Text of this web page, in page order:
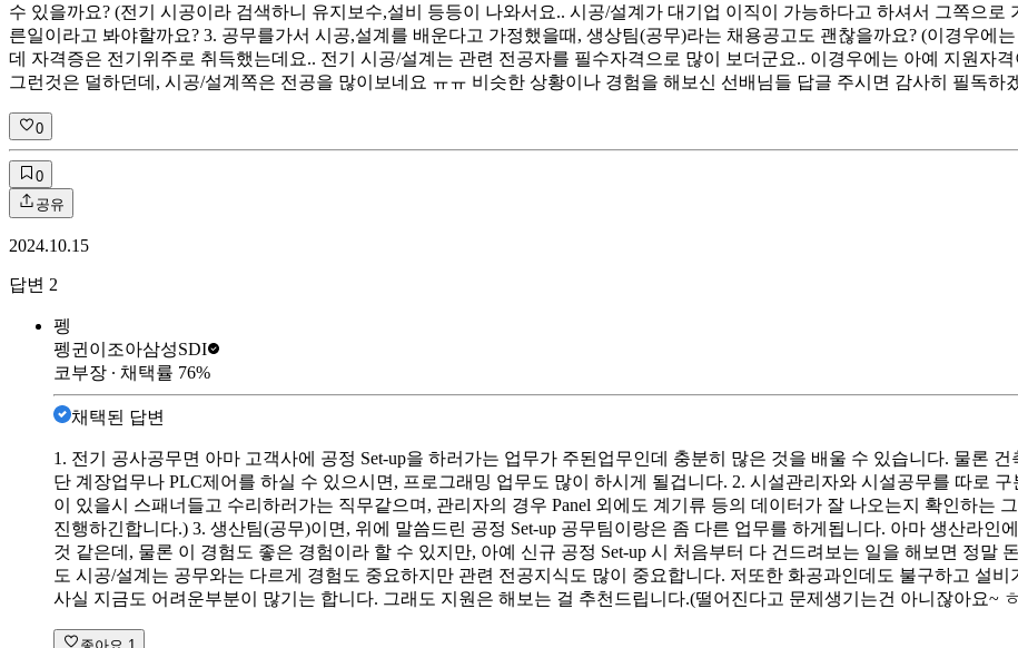
수 있을까요? (전기 시공이라 검색하니 유지보수,설비 등등이 나와서요.. 시공/설계가 대기업 이직이 가능하다고 하셔서 그쪽으
른일이라고 봐야할까요? 3. 공무를가서 시공,설계를 배운다고 가정했을때, 생상팀(공무)라는 채용공고도 괜찮을까요? (이경우에
데 자격증은 전기위주로 취득했는데요.. 전기 시공/설계는 관련 전공자를 필수자격으로 많이 보더군요.. 이경우에는 아예 지원자
그런것은 덜하던데, 시공/설계쪽은 전공을 많이보네요 ㅠㅠ 비슷한 상황이나 경험을 해보신 선배님들 답글 주시면 감사히 필독하
0
0
공유
2024.10.15
답변 2
펭
펭귄이조아삼성SDI
코부장 ∙ 채택률 76%
채택된 답변
1. 전기 공사공무면 아마 고객사에 공정 Set-up을 하러가는 업무가 주된업무인데 충분히 많은 것을 배울 수 있습니다. 물론
단 계장업무나 PLC제어를 하실 수 있으시면, 프로그래밍 업무도 많이 하시게 될겁니다. 2. 시설관리자와 시설공무를 따로
이 있을시 스패너들고 수리하러가는 직무같으며, 관리자의 경우 Panel 외에도 계기류 등의 데이터가 잘 나오는지 확인하는
진행하긴합니다.) 3. 생산팀(공무)이면, 위에 말씀드린 공정 Set-up 공무팀이랑은 좀 다른 업무를 하게됩니다. 아마 생산라
것 같은데, 물론 이 경험도 좋은 경험이라 할 수 있지만, 아예 신규 공정 Set-up 시 처음부터 다 건드려보는 일을 해보면 정말
도 시공/설계는 공무와는 다르게 경험도 중요하지만 관련 전공지식도 많이 중요합니다. 저또한 화공과인데도 불구하고 설
사실 지금도 어려운부분이 많기는 합니다. 그래도 지원은 해보는 걸 추천드립니다.(떨어진다고 문제생기는건 아니잖아요~